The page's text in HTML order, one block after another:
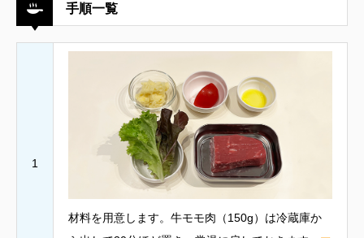
手順一覧
1
材料を用意します。牛モモ肉（150g）は冷蔵庫か